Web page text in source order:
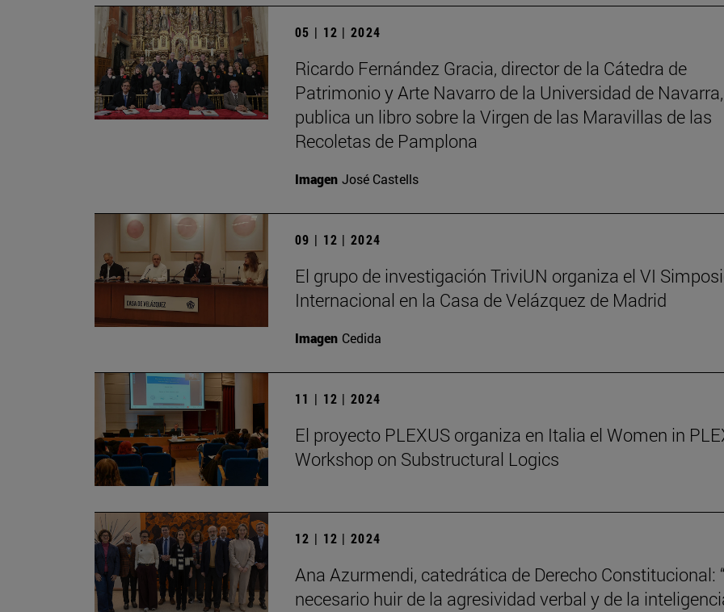
05 | 12 | 2024
Ricardo Fernández Gracia, director de la Cátedra de
Patrimonio y Arte Navarro de la Universidad de Navarra,
publica un libro sobre la Virgen de las Maravillas de las
Recoletas de Pamplona
Imagen José Castells
09 | 12 | 2024
El grupo de investigación TriviUN organiza el VI
Internacional en la Casa de Velázquez de Madrid
Imagen Cedida
11 | 12 | 2024
El proyecto PLEXUS organiza en Italia el Women in
Workshop on Substructural Logics
12 | 12 | 2024
Ana Azurmendi, catedrática de Derecho Constitucional:
necesario huir de la agresividad verbal y de la